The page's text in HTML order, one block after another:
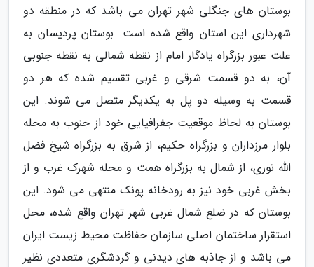
بوستان های جنگلی شهر تهران می باشد که در منطقه دو
شهرداری این استان واقع شده است. بوستان پردیسان به
علت عبور بزرگراه یادگار امام از نقطه شمالی به نقطه جنوبی
آن، به دو قسمت شرقی و غربی تقسیم شده که هر دو
قسمت به وسیله دو پل به یکدیگر متصل می شوند. این
بوستان به لحاظ موقعیت جغرافیایی خود از جنوب به محله
بلوار مرزداران و بزرگراه حکیم، از شرق به بزرگراه شیخ فضل
الله نوری، از شمال به بزرگراه همت و محله شهرک غرب و از
بخش غربی خود نیز به رودخانه پونک منتهی می شود. این
بوستان که در ضلع شمال غربی شهر تهران واقع شده، محل
استقرار ساختمان اصلی سازمان حفاظت محیط زیست ایران
می باشد و از جاذبه های دیدنی و گردشگری متعددی نظیر